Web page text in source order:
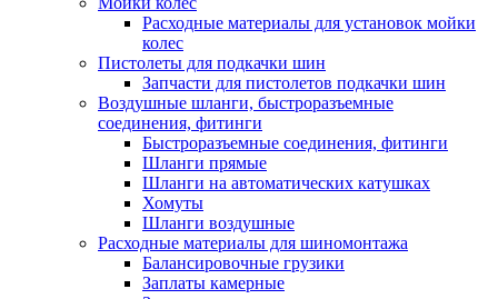
Расходные материалы для установок мойки
колес
Пистолеты для подкачки шин
Запчасти для пистолетов подкачки шин
Воздушные шланги, быстроразъемные
соединения, фитинги
Быстроразъемные соединения, фитинги
Шланги прямые
Шланги на автоматических катушках
Хомуты
Шланги воздушные
Расходные материалы для шиномонтажа
Балансировочные грузики
Заплаты камерные